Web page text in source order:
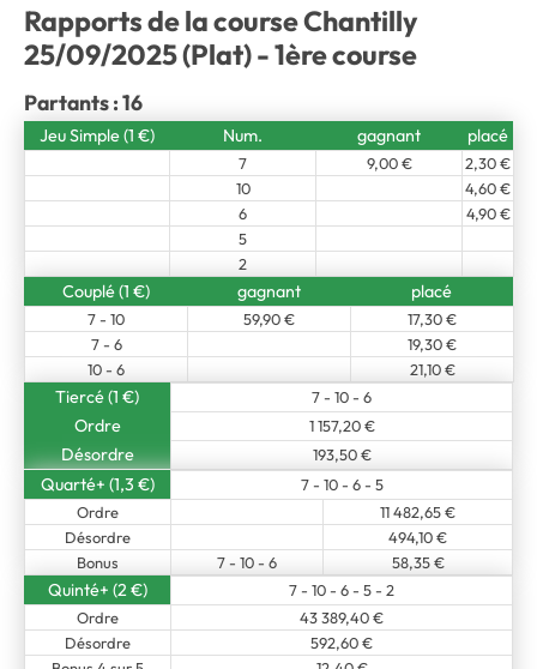
Rapports de la course Chantilly
25/09/2025 (Plat) - 1ère course
Partants : 16
Jeu Simple (1 €) Num. gagnant placé
7 9,00 €
2,30 €
10
4,60 €
6
4,90 €
5
2
Couplé (1 €) gagnant placé
7 - 10 59,90 €
17,30 €
7 - 6
19,30 €
10 - 6
21,10 €
Tiercé (1 €) 7 - 10 - 6
Ordre 1 157,20 €
Désordre 193,50 €
Quarté+ (1,3 €)
7 - 10 - 6 - 5
Ordre
11 482,65 €
Désordre
494,10 €
Bonus
7 - 10 - 6 58,35 €
Quinté+ (2 €)
7 - 10 - 6 - 5 - 2
Ordre
43 389,40 €
Désordre
592,60 €